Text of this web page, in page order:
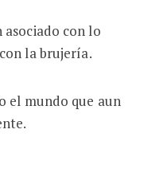
con lo
la brujería.
el mundo que aun